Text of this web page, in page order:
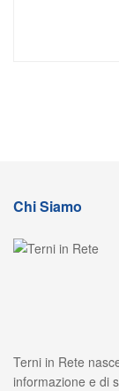
Chi Siamo
Terni in Rete
informazione e di